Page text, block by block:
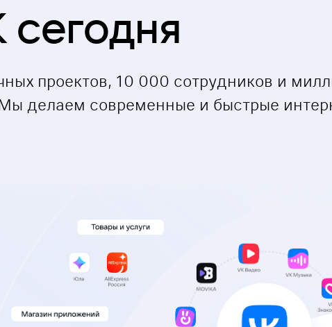
проектов, 10 000 сотрудников и
делаем современные и быстрые